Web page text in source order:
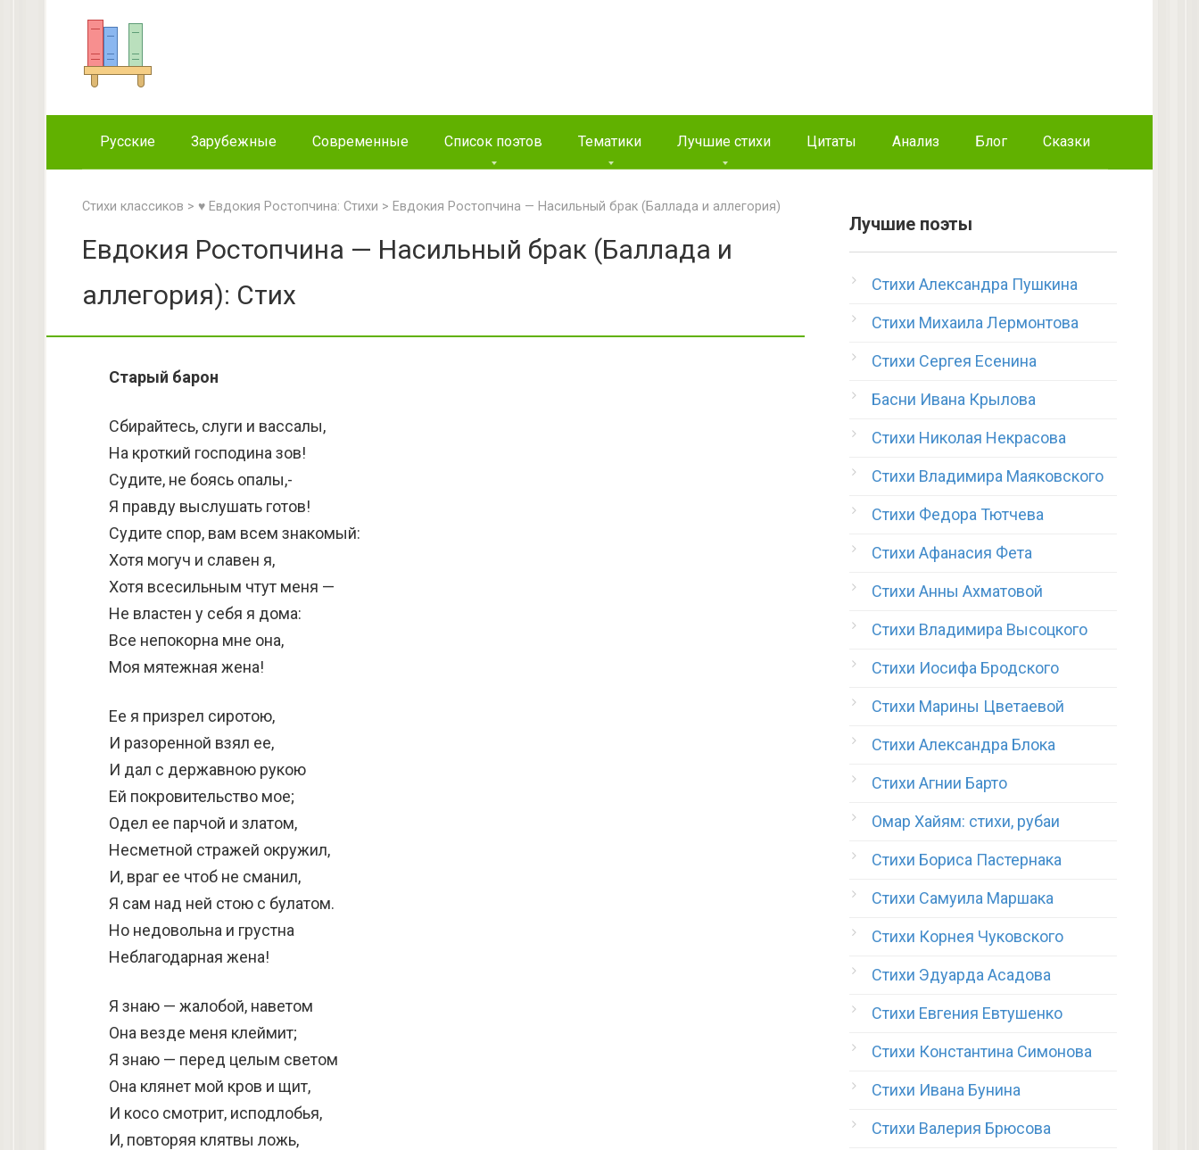
Русские Зарубежные Современные Список поэтов Тематики Лучшие стихи Цитаты Анализ Блог Сказки
Стихи классиков > ♥ Евдокия Ростопчина: Стихи > Евдокия Ростопчина — Насильный брак (Баллада и аллегория)
Евдокия Ростопчина — Насильный брак (Баллада и
аллегория): Стих
Старый барон
Сбирайтесь, слуги и вассалы,
На кроткий господина зов!
Судите, не боясь опалы,-
Я правду выслушать готов!
Судите спор, вам всем знакомый:
Хотя могуч и славен я,
Хотя всесильным чтут меня —
Не властен у себя я дома:
Все непокорна мне она,
Моя мятежная жена!
Ее я призрел сиротою,
И разоренной взял ее,
И дал с державною рукою
Ей покровительство мое;
Одел ее парчой и златом,
Несметной стражей окружил,
И, враг ее чтоб не сманил,
Я сам над ней стою с булатом.
Но недовольна и грустна
Неблагодарная жена!
Я знаю — жалобой, наветом
Она везде меня клеймит;
Я знаю — перед целым светом
Она клянет мой кров и щит,
И косо смотрит, исподлобья,
И, повторяя клятвы ложь,
Лучшие поэты
Стихи Александра Пушкина
Стихи Михаила Лермонтова
Стихи Сергея Есенина
Басни Ивана Крылова
Стихи Николая Некрасова
Стихи Владимира Маяковского
Стихи Федора Тютчева
Стихи Афанасия Фета
Стихи Анны Ахматовой
Стихи Владимира Высоцкого
Стихи Иосифа Бродского
Стихи Марины Цветаевой
Стихи Александра Блока
Стихи Агнии Барто
Омар Хайям: стихи, рубаи
Стихи Бориса Пастернака
Стихи Самуила Маршака
Стихи Корнея Чуковского
Стихи Эдуарда Асадова
Стихи Евгения Евтушенко
Стихи Константина Симонова
Стихи Ивана Бунина
Стихи Валерия Брюсова